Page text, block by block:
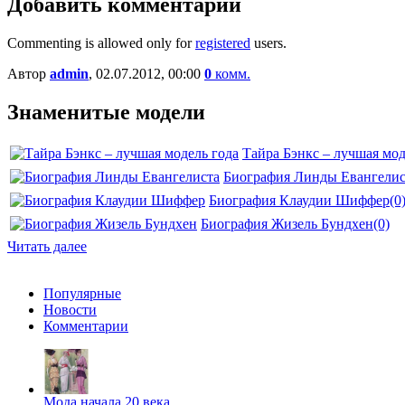
Добавить комментарий
Commenting is allowed only forregistered users.
Автор admin, 02.07.2012, 00:00 0 комм.
Знаменитые модели
Тайра Бэнкс – лучшая
Биография Линды
Биография Клаудии Шиффер(0)
Биография Жизель Бундхен(0)
Читать далее
Популярные
Новости
Комментарии